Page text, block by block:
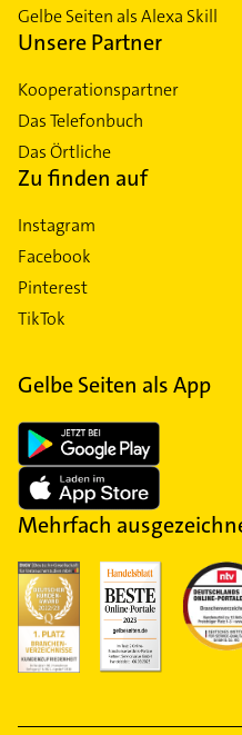
Gelbe Seiten als Alexa Skill
Unsere Partner
Kooperationspartner
Das Telefonbuch
Das Örtliche
Zu finden auf
Instagram
Facebook
Pinterest
TikTok
Gelbe Seiten als App
Mehrfach